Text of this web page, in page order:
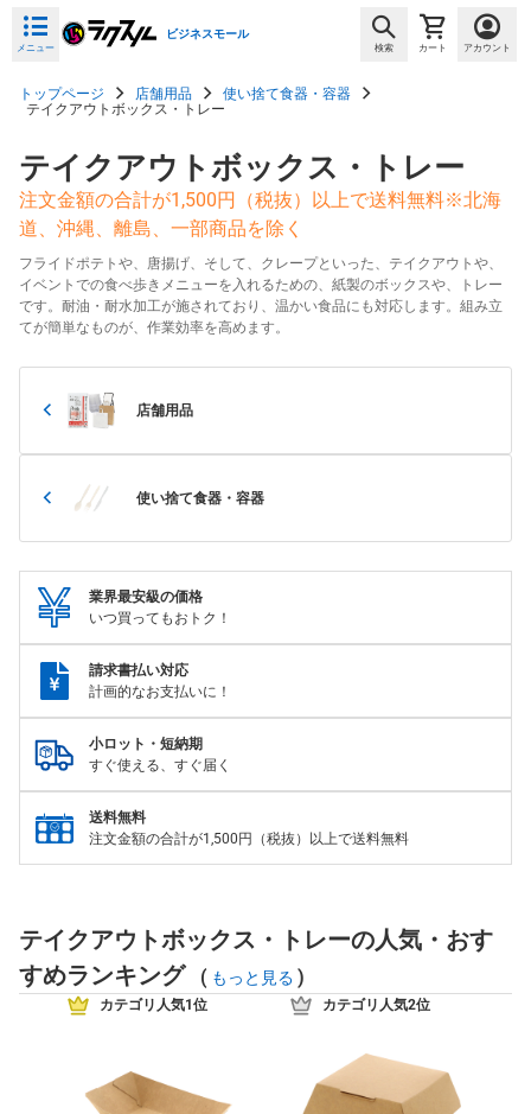
メニュー
ビジネスモール
検索 カート アカウント
トップページ 店舗用品
使い捨て食器・容器
テイクアウトボックス・トレー
テイクアウトボックス・トレー
注文金額の合計が1,500円（税抜）以上で送料無料※北海
道、沖縄、離島、一部商品を除く
フライドポテトや、唐揚げ、そして、クレープといった、テイクアウトや、
イベントでの食べ歩きメニューを入れるための、紙製のボックスや、トレー
です。耐油・耐水加工が施されており、温かい食品にも対応します。組み立
てが簡単なものが、作業効率を高めます。
店舗用品
使い捨て食器・容器
業界最安級の価格
いつ買ってもおトク！
請求書払い対応
計画的なお支払いに！
小ロット・短納期
すぐ使える、すぐ届く
送料無料
注文金額の合計が1,500円（税抜）以上で送料無料
テイクアウトボックス・トレーの人気・おす
すめランキング
( もっと見る )
カテゴリ人気1位 カテゴリ人気2位